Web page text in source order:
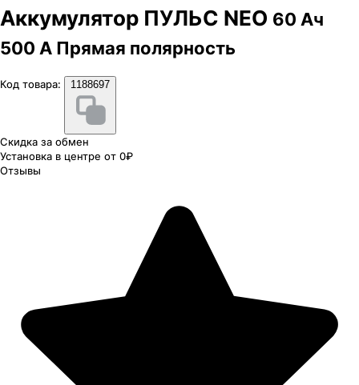
Аккумулятор ПУЛЬС NEO 60 Ач
500 А Прямая полярность
Код товара: 1188697
Скидка за обмен
Установка в центре от 0₽
Отзывы